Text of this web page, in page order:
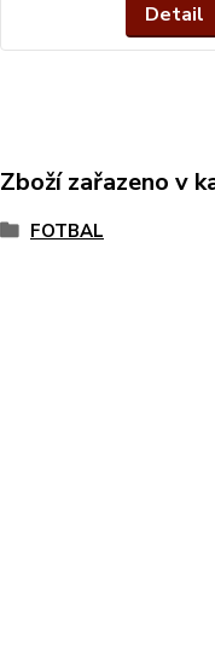
Detail
Zboží zařazeno v
FOTBAL